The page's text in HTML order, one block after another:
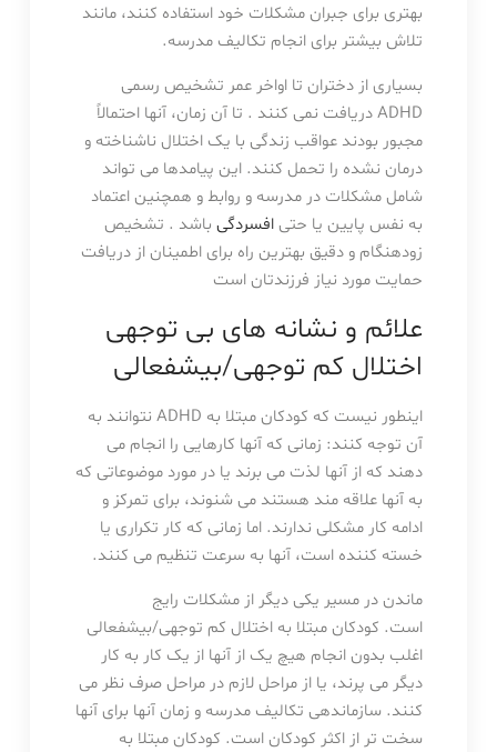
بهتری برای جبران مشکلات خود استفاده کنند، مانند
تلاش بیشتر برای انجام تکالیف مدرسه.
بسیاری از دختران تا اواخر عمر تشخیص رسمی
ADHD دریافت نمی کنند . تا آن زمان، آنها احتمالاً
مجبور بودند عواقب زندگی با یک اختلال ناشناخته و
درمان نشده را تحمل کنند. این پیامدها می تواند
شامل مشکلات در مدرسه و روابط و همچنین اعتماد
به نفس پایین یا حتی افسردگیباشد . تشخیص
زودهنگام و دقیق بهترین راه برای اطمینان از دریافت
حمایت مورد نیاز فرزندتان است
علائم و نشانه های بی توجهی
اختلال کم توجهی/بیشفعالی
اینطور نیست که کودکان مبتلا به ADHD نتوانند به
آن توجه کنند: زمانی که آنها کارهایی را انجام می
دهند که از آنها لذت می برند یا در مورد موضوعاتی که
به آنها علاقه مند هستند می شنوند، برای تمرکز و
ادامه کار مشکلی ندارند. اما زمانی که کار تکراری یا
خسته کننده است، آنها به سرعت تنظیم می کنند.
ماندن در مسیر یکی دیگر از مشکلات رایج
است. کودکان مبتلا به اختلال کم توجهی/بیشفعالی
اغلب بدون انجام هیچ یک از آنها از یک کار به کار
دیگر می پرند، یا از مراحل لازم در مراحل صرف نظر می
کنند. سازماندهی تکالیف مدرسه و زمان آنها برای آنها
سخت تر از اکثر کودکان است. کودکان مبتلا به